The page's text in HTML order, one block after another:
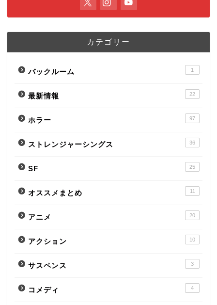
カテゴリー
バックルーム 1
最新情報 22
ホラー 97
ストレンジャーシングス 36
SF 25
オススメまとめ 11
アニメ 20
アクション 10
サスペンス 3
コメディ 4